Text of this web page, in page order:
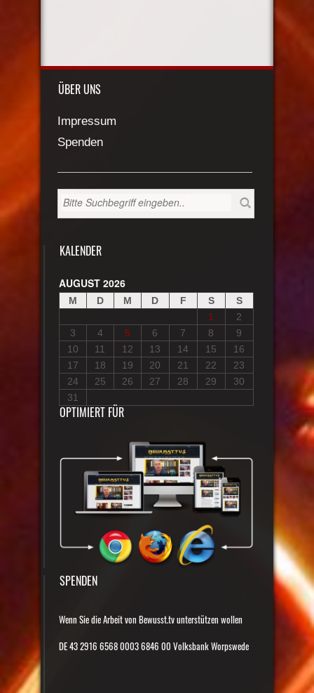
ÜBER UNS
Impressum
Spenden
KALENDER
AUGUST 2026
M D M D F S
S
1
2
3
4 5 6 7 8
9
10
11 12 13 14 15
16
17
18 19 20 21 22
23
24
25 26 27 28 29
30
31
OPTIMIERT FÜR
SPENDEN
Wenn Sie die Arbeit von Bewusst.tv unterstützen wollen
DE 43 2916 6568 0003 6846 00 Volksbank Worpswede